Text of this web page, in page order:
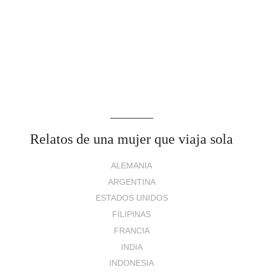
Relatos de una mujer que viaja sola
ALEMANIA
ARGENTINA
ESTADOS UNIDOS
FILIPINAS
FRANCIA
INDIA
INDONESIA